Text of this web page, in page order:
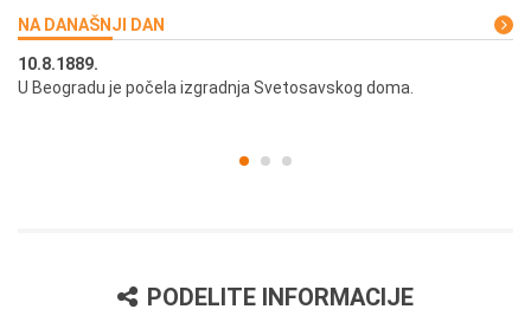
NA DANAŠNJI DAN
10.8.1889.
U Beogradu je počela izgradnja Svetosavskog doma.
PODELITE INFORMACIJE